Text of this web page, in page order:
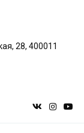
28, 400011